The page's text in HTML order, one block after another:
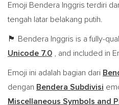
Emoji Bendera Inggris terdiri
tengah latar belakang putih.
🏴󠁧󠁢󠁥󠁮󠁧󠁿 Bendera Inggris is a fully-
Unicode 7.0 , and included in
Emoji ini adalah bagian dari
dengan Bendera Subdivisi
Miscellaneous Symbols and